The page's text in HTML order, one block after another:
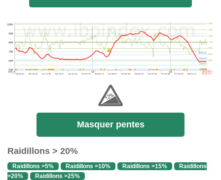
Masquer pentes
Raidillons > 20%
Raidillons >5% Raidillons >10% Raidillons >15%
Raidillons
>20%
Raidillons >25%